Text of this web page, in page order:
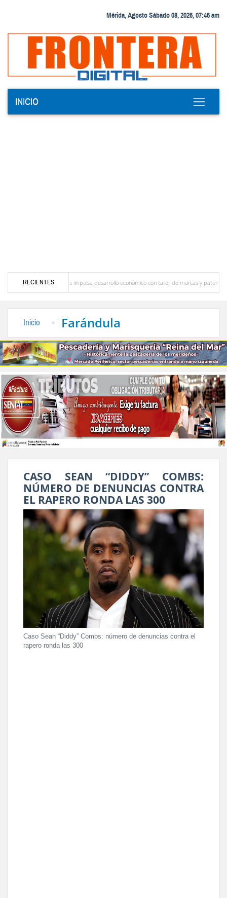
Mérida, Agosto Sábado 08, 2026, 07:46 am
INICIO
RECIENTES
Mérida impulsa desarrollo económico con taller de marcas y patentes
Inicio Farándula
CASO SEAN “DIDDY” COMBS:
NÚMERO DE DENUNCIAS CONTRA
EL RAPERO RONDA LAS 300
Caso Sean “Diddy” Combs: número de denuncias contra el
rapero ronda las 300